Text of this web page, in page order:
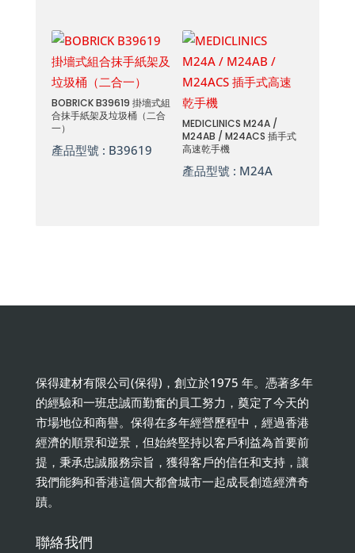
BOBRICK B39619 掛墻式組
合抹手紙架及垃圾桶（二合
一）
產品型號 : B39619
MEDICLINICS M24A /
M24AB / M24ACS 插手式
高速乾手機
產品型號 : M24A
保得建材有限公司(保得)，創立於1975 年。憑著多年
的經驗和一班忠誠而勤奮的員工努力，奠定了今天的
市場地位和商譽。保得在多年經營歷程中，經過香港
經濟的順景和逆景，但始終堅持以客戶利益為首要前
提，秉承忠誠服務宗旨，獲得客戶的信任和支持，讓
我們能夠和香港這個大都會城市一起成長創造經濟奇
蹟。
聯絡我們